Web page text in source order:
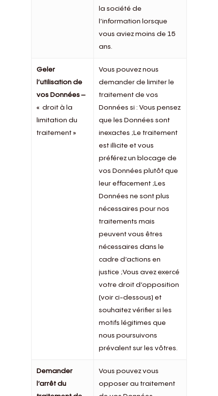
la société de
l’information lorsque
vous aviez moins de 15
ans.
Geler
l’utilisation de
vos Données –
« droit à la
limitation du
traitement »
Vous pouvez nous
demander de limiter le
traitement de vos
Données si : Vous pensez
que les Données sont
inexactes ;Le traitement
est illicite et vous
préférez un blocage de
vos Données plutôt que
leur effacement ;Les
Données ne sont plus
nécessaires pour nos
traitements mais
peuvent vous êtres
nécessaires dans le
cadre d’actions en
justice ;Vous avez exercé
votre droit d’opposition
(voir ci-dessous) et
souhaitez vérifier si les
motifs légitimes que
nous poursuivons
prévalent sur les vôtres.
Demander
l’arrêt du
Vous pouvez vous
opposer au traitement